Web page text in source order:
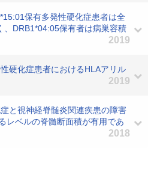
保有多発性硬化症患者は全
、DRB1*04:05保有者は病巣容積
2019
硬化症患者におけるHLAアリル
2019
と視神経脊髄炎関連疾患の障害
レベルの脊髄断面積が有用であ
2018